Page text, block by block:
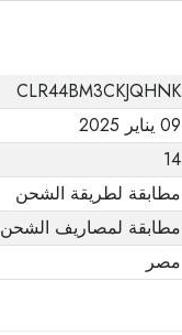
CLR44BM3CKJQHNK
09 يناير 2025
14
مطابقة لطريقة الشحن
مطابقة لمصاريف الشحن
مصر